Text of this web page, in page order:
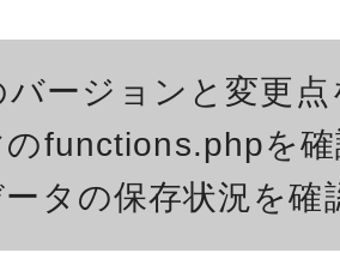
バージョンと変更
のfunctions.phpを
ータの保存状況を確